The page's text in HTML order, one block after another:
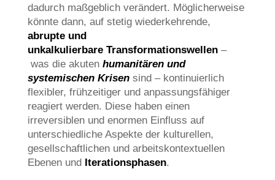
dadurch maßgeblich verändert. Möglicherweise
könnte dann, auf stetig wiederkehrende,
abrupte und
unkalkulierbare Transformationswellen –
was die akuten humanitären und
systemischen Krisensind – kontinuierlich
flexibler, frühzeitiger und anpassungsfähiger
reagiert werden. Diese haben einen
irreversiblen und enormen Einfluss auf
unterschiedliche Aspekte der kulturellen,
gesellschaftlichen und arbeitskontextuellen
Ebenen und Iterationsphasen.